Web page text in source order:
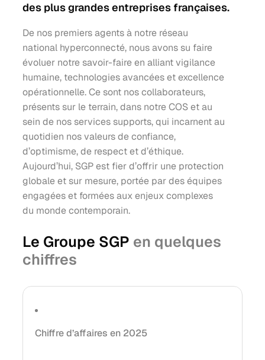
des plus grandes entreprises françaises.
De nos premiers agents à notre réseau
national hyperconnecté, nous avons su faire
évoluer notre savoir-faire en alliant vigilance
humaine, technologies avancées et excellence
opérationnelle. Ce sont nos collaborateurs,
présents sur le terrain, dans notre COS et au
sein de nos services supports, qui incarnent au
quotidien nos valeurs de confiance,
d’optimisme, de respect et d’éthique.
Aujourd’hui, SGP est fier d’offrir une protection
globale et sur mesure, portée par des équipes
engagées et formées aux enjeux complexes
du monde contemporain.
Le Groupe SGP en quelques
chiffres
Chiffre d’affaires en 2025